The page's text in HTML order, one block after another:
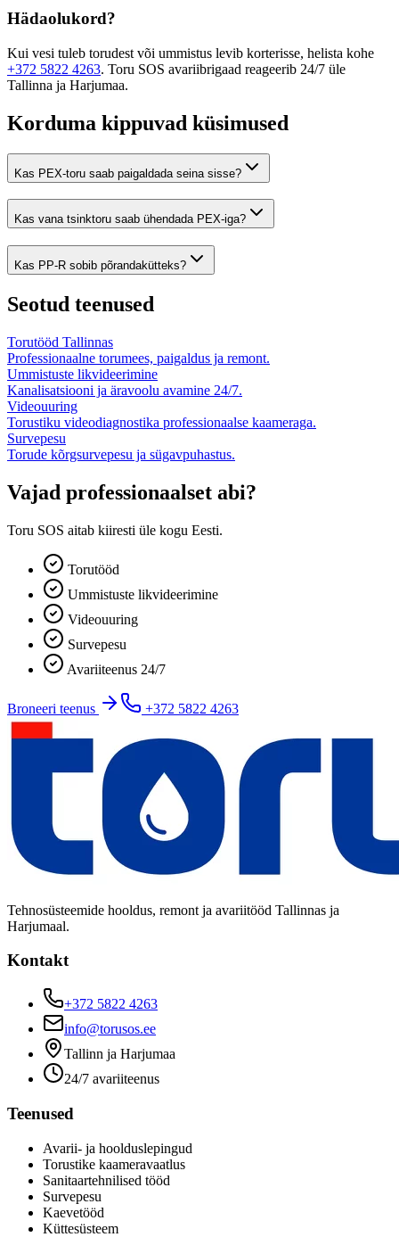
Hädaolukord?
Kui vesi tuleb torudest või ummistus levib korterisse, helista kohe
+372 5822 4263. Toru SOS avariibrigaad reageerib 24/7 üle
Tallinna ja Harjumaa.
Korduma kippuvad küsimused
Kas PEX-toru saab paigaldada seina sisse?
Kas vana tsinktoru saab ühendada PEX-iga?
Kas PP-R sobib põrandakütteks?
Seotud teenused
Torutööd Tallinnas
Professionaalne torumees, paigaldus ja remont.
Ummistuste likvideerimine
Kanalisatsiooni ja äravoolu avamine 24/7.
Videouuring
Torustiku videodiagnostika professionaalse kaameraga.
Survepesu
Torude kõrgsurvepesu ja sügavpuhastus.
Vajad professionaalset abi?
Toru SOS aitab kiiresti üle kogu Eesti.
Torutööd
Ummistuste likvideerimine
Videouuring
Survepesu
Avariiteenus 24/7
Broneeri teenus +372 5822 4263
Tehnosüsteemide hooldus, remont ja avariitööd Tallinnas ja
Harjumaal.
Kontakt
+372 5822 4263
info@torusos.ee
Tallinn ja Harjumaa
24/7 avariiteenus
Teenused
Avarii- ja hoolduslepingud
Torustike kaameravaatlus
Sanitaartehnilised tööd
Survepesu
Kaevetööd
​Küttesüsteem